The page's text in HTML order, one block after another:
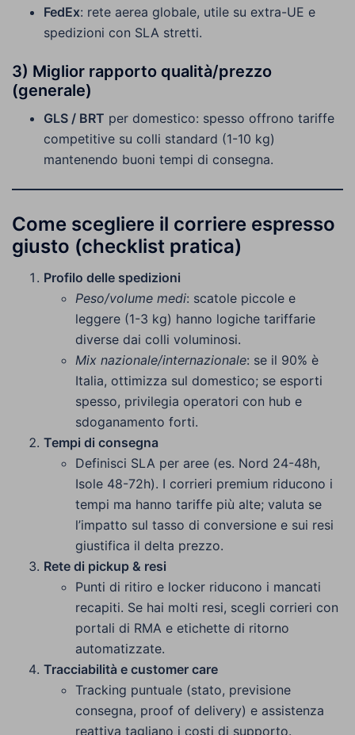
FedEx: rete aerea globale, utile su extra-UE e
spedizioni con SLA stretti.
3) Miglior rapporto qualità/prezzo
(generale)
GLS / BRT per domestico: spesso offrono tariffe
competitive su colli standard (1-10 kg)
mantenendo buoni tempi di consegna.
Come scegliere il corriere espresso
giusto (checklist pratica)
Profilo delle spedizioni
Peso/volume medi: scatole piccole e
leggere (1-3 kg) hanno logiche tariffarie
diverse dai colli voluminosi.
Mix nazionale/internazionale: se il 90% è
Italia, ottimizza sul domestico; se esporti
spesso, privilegia operatori con hub e
sdoganamento forti.
Tempi di consegna
Definisci SLA per aree (es. Nord 24-48h,
Isole 48-72h). I corrieri premium riducono i
tempi ma hanno tariffe più alte; valuta se
l’impatto sul tasso di conversione e sui resi
giustifica il delta prezzo.
Rete di pickup & resi
Punti di ritiro e locker riducono i mancati
recapiti. Se hai molti resi, scegli corrieri con
portali di RMA e etichette di ritorno
automatizzate.
Tracciabilità e customer care
Tracking puntuale (stato, previsione
consegna, proof of delivery) e assistenza
reattiva tagliano i costi di supporto.